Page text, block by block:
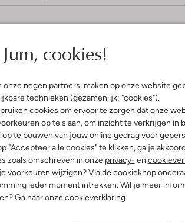
Jum, cookies!
onze negen partners, maken op onze website
technieken (gezamenlijk: "cookies").
cookies om ervoor te zorgen dat onze
op te slaan, om inzicht te verkrijgen in
op te bouwen van jouw online gedrag voor
"Accepteer alle cookies" te klikken, ga je
zoals omschreven in onze privacy- en
voorkeuren wijzigen? Via de cookieknop
ieder moment intrekken. Wil je meer
Ga naar onzecookieverklaring.
& Pasvorm
Revival
Textiel
Textiel
Rubber
Veter
Zool
Ronde Neus
Trek de
winter in.
herfstbos
leer, terwijl
met een
stijl die je
van dit